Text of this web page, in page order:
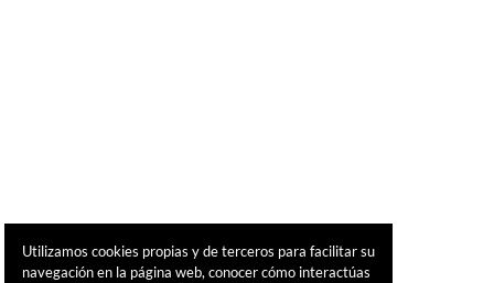
Utilizamos cookies propias y de terceros para facilitar su
navegación en la página web, conocer cómo interactúas